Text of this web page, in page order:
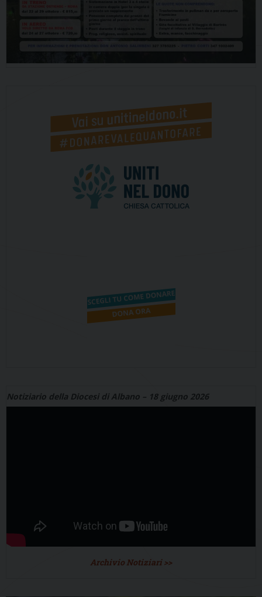
Notiziario della Diocesi di Albano – 18 giugno 2026
Archivio Notiziari >>